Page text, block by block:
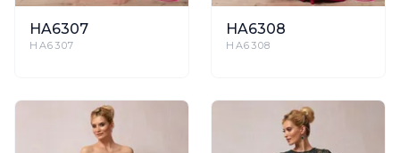
HA6307
HA6307
HA6308
HA6308